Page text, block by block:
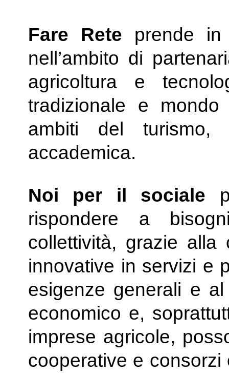
Fare Rete prende in
nell’ambito di
agricoltura e
tradizionale e
ambiti del
accademica.
Noi per il sociale
rispondere a
collettività, grazie alla
innovative in servizi e
esigenze generali e
economico e,
imprese agricole,
cooperative e